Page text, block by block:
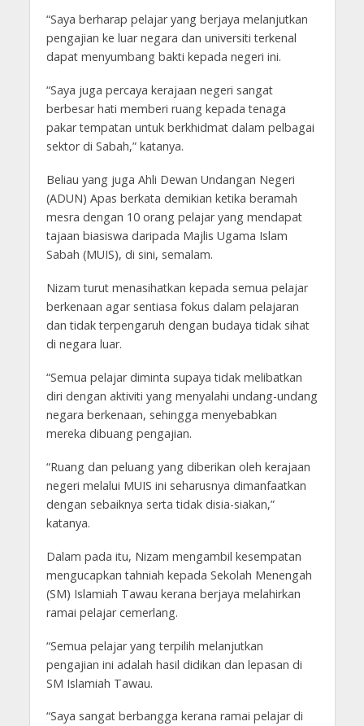
“Saya berharap pelajar yang berjaya melanjutkan
pengajian ke luar negara dan universiti terkenal
dapat menyumbang bakti kepada negeri ini.
“Saya juga percaya kerajaan negeri sangat
berbesar hati memberi ruang kepada tenaga
pakar tempatan untuk berkhidmat dalam pelbagai
sektor di Sabah,” katanya.
Beliau yang juga Ahli Dewan Undangan Negeri
(ADUN) Apas berkata demikian ketika beramah
mesra dengan 10 orang pelajar yang mendapat
tajaan biasiswa daripada Majlis Ugama Islam
Sabah (MUIS), di sini, semalam.
Nizam turut menasihatkan kepada semua pelajar
berkenaan agar sentiasa fokus dalam pelajaran
dan tidak terpengaruh dengan budaya tidak sihat
di negara luar.
“Semua pelajar diminta supaya tidak melibatkan
diri dengan aktiviti yang menyalahi undang-undang
negara berkenaan, sehingga menyebabkan
mereka dibuang pengajian.
“Ruang dan peluang yang diberikan oleh kerajaan
negeri melalui MUIS ini seharusnya dimanfaatkan
dengan sebaiknya serta tidak disia-siakan,”
katanya.
Dalam pada itu, Nizam mengambil kesempatan
mengucapkan tahniah kepada Sekolah Menengah
(SM) Islamiah Tawau kerana berjaya melahirkan
ramai pelajar cemerlang.
“Semua pelajar yang terpilih melanjutkan
pengajian ini adalah hasil didikan dan lepasan di
SM Islamiah Tawau.
“Saya sangat berbangga kerana ramai pelajar di